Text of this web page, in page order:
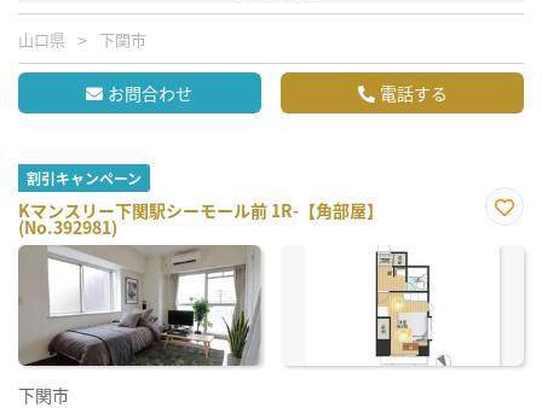
山口県 下関市
お問合わせ 電話する
割引キャンペーン
Kマンスリー下関駅シーモール前 1R-【角部屋】
(No.392981)
に入
下関市